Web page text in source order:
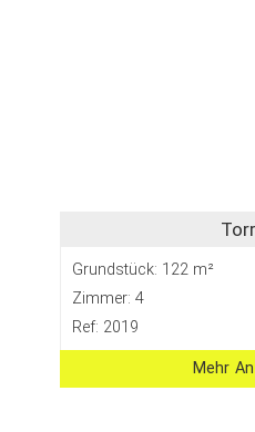
Grundstück: 122 m²
Zimmer: 4
Ref: 2019
Mehr